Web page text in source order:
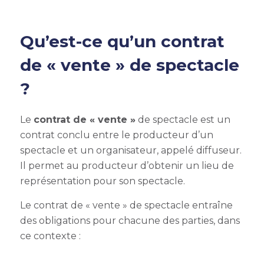
Qu’est-ce qu’un contrat
de « vente » de spectacle
?
Le contrat de « vente »de spectacle est un
contrat conclu entre le producteur d’un
spectacle et un organisateur, appelé diffuseur.
Il permet au producteur d’obtenir un lieu de
représentation pour son spectacle.
Le contrat de « vente » de spectacle entraîne
des obligations pour chacune des parties, dans
ce contexte :